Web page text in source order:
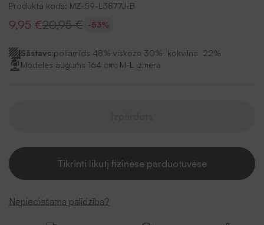
Produkta kods: MZ-59-L3877J-B
9,95 €20,95 € -53%
Sāstavs:poliamīds 48% viskoze 30% kokvilna 22%
Modeles augums 164 cm; M-L izmēra
Tikrinti likutį fizinėse parduotuvėse
Nepieciešama palīdzība?